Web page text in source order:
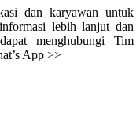
dan karyawan untuk
lebih lanjut dan
menghubungi Tim
App >>